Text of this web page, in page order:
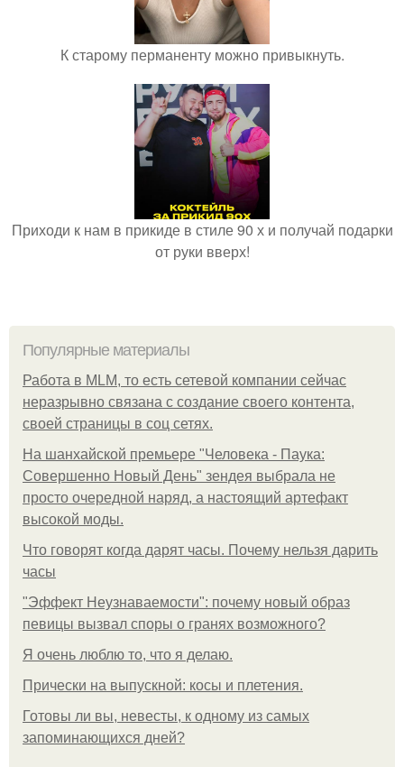
К старому перманенту можно привыкнуть.
Приходи к нам в прикиде в стиле 90 х и получай подарки
от руки вверх!
Популярные материалы
Работа в MLM, то есть сетевой компании сейчас
неразрывно связана с создание своего контента,
своей страницы в соц сетях.
На шанхайской премьере "Человека - Паука:
Совершенно Новый День" зендея выбрала не
просто очередной наряд, а настоящий артефакт
высокой моды.
Что говорят когда дарят часы. Почему нельзя дарить
часы
"Эффект Неузнаваемости": почему новый образ
певицы вызвал споры о гранях возможного?
Я очень люблю то, что я делаю.
Прически на выпускной: косы и плетения.
Готовы ли вы, невесты, к одному из самых
запоминающихся дней?